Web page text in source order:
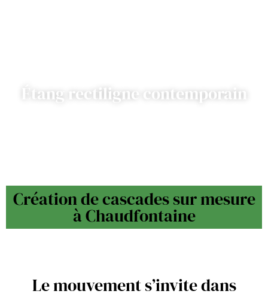
Étang rectiligne contemporain
Création de cascades sur mesure
à Chaudfontaine
Le mouvement s’invite dans